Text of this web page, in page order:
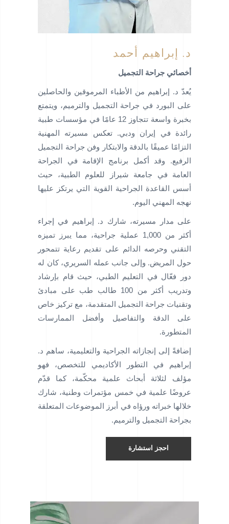
د. إبراهيم أحمد
أخصائي جراحة التجميل
يُعدّ د. إبراهيم من الأطباء المرموقين والحاصلين
على البورد في جراحة التجميل والترميم، ويتمتع
بخبرة واسعة تتجاوز 12 عامًا في مؤسسات طبية
رائدة في إيران ودبي. تعكس مسيرته المهنية
التزامًا عميقًا بالدقة والابتكار وفن جراحة التجميل
الرفيع. وقد أكمل برنامج الإقامة في الجراحة
العامة في جامعة شيراز للعلوم الطبية، حيث
أسس القاعدة الجراحية القوية التي يرتكز عليها
نهجه المهني اليوم.
على مدار مسيرته، شارك د. إبراهيم في إجراء
أكثر من 1,000 عملية جراحية، مما يبرز تميزه
التقني وحرصه الدائم على تقديم رعاية تتمحور
حول المريض. وإلى جانب عمله السريري، كان له
دور فعّال في التعليم الطبي، حيث قام بإرشاد
وتدريب أكثر من 100 طالب طب على مبادئ
وتقنيات جراحة التجميل المتقدمة، مع تركيز خاص
على الدقة والتفاصيل وأفضل الممارسات
المتطورة.
إضافةً إلى إنجازاته الجراحية والتعليمية، ساهم د.
إبراهيم في التطور الأكاديمي للتخصص، فهو
مؤلف لثلاثة أبحاث علمية محكّمة، كما قدّم
عروضًا علمية في خمس مؤتمرات وطنية، شارك
خلالها خبراته ورؤاه في أبرز الموضوعات المتعلقة
بجراحة التجميل والترميم.
احجز استشارة